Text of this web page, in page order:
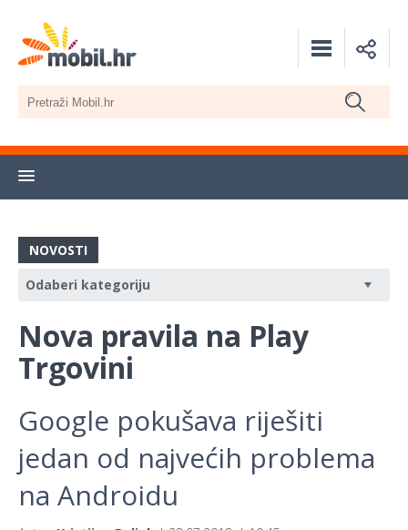
NOVOSTI
Nova pravila na Play
Trgovini
Google pokušava riješiti
jedan od najvećih problema
na Androidu